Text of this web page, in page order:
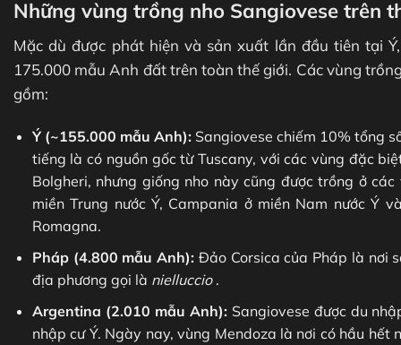
Những vùng trồng nho Sangiovese trên
Mặc dù được phát hiện và sản xuất lần đầu tiên tại
175.000 mẫu Anh đất trên toàn thế giới. Các vùng
gồm:
Ý (~155.000 mẫu Anh): Sangiovese chiếm 10% tổng
tiếng là có nguồn gốc từ Tuscany, với các vùng đặc
Bolgheri, nhưng giống nho này cũng được trồng ở
miền Trung nước Ý, Campania ở miền Nam nước Ý
Romagna.
Pháp (4.800 mẫu Anh): Đảo Corsica của Pháp là nơi
địa phương gọi là nielluccio.
Argentina (2.010 mẫu Anh): Sangiovese được du
nhập cư Ý. Ngày nay, vùng Mendoza là nơi có hầu